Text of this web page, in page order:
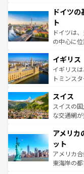
せる。地
ンテンツ一
で、幅広
聖堂、美
から魅了
れ、フラ
香り高い
らに、パ
も豊かな
を参照し
ドイツ
ト
ドイツは
の中心に
顔を持つ
ルリンの
してライ
は、お酒好き
ドイツ情
イギリス
イギリス
トミンス
リアごと
ティー、
戦など、
ンツ一覧
スイス
スイスの
な交通網
の建物が
博物館も
ことがで
者向けの
アメリカ
ット
アメリカ
東海岸の